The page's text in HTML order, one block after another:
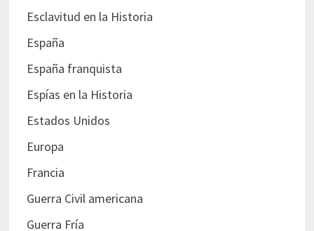
Esclavitud en la Historia
España
España franquista
Espías en la Historia
Estados Unidos
Europa
Francia
Guerra Civil americana
Guerra Fría